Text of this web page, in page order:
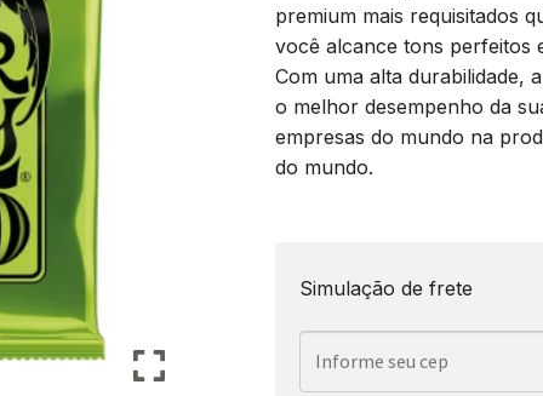
premium mais requisitados
você alcance tons perfeitos
Com uma alta durabilidade,
o melhor desempenho da
empresas do mundo na
do mundo.
Simulação de frete